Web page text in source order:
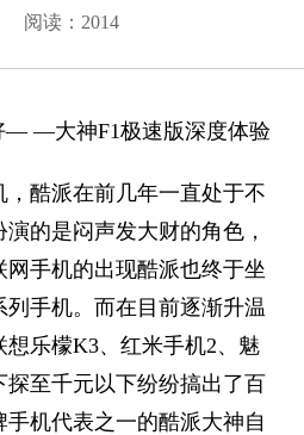
阅读：2014
酷派在前几年一直处于不
的是闷声发大财的角色，
手机的出现酷派也终于坐
手机。而在目前逐渐升温
乐檬K3、红米手机2、魅
至千元以下纷纷搞出了百
机代表之一的酷派大神自